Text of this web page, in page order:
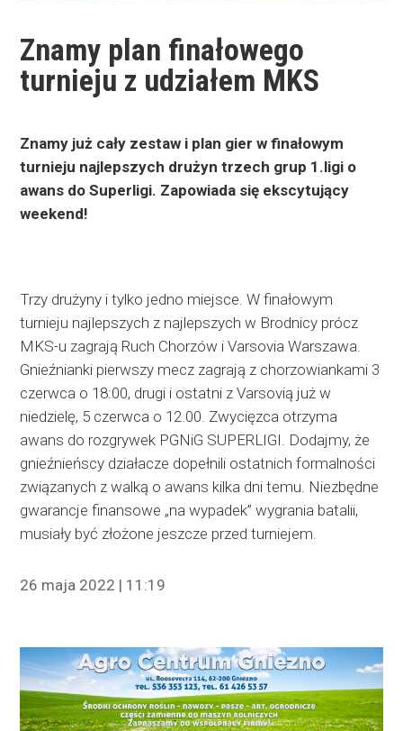
Znamy plan finałowego
turnieju z udziałem MKS
Znamy już cały zestaw i plan gier w finałowym
turnieju najlepszych drużyn trzech grup 1.ligi o
awans do Superligi. Zapowiada się ekscytujący
weekend!
Trzy drużyny i tylko jedno miejsce. W finałowym
turnieju najlepszych z najlepszych w Brodnicy prócz
MKS-u zagrają Ruch Chorzów i Varsovia Warszawa.
Gnieźnianki pierwszy mecz zagrają z chorzowiankami 3
czerwca o 18:00, drugi i ostatni z Varsovią już w
niedzielę, 5 czerwca o 12.00. Zwycięzca otrzyma
awans do rozgrywek PGNiG SUPERLIGI. Dodajmy, że
gnieźnieńscy działacze dopełnili ostatnich formalności
związanych z walką o awans kilka dni temu. Niezbędne
gwarancje finansowe „na wypadek” wygrania batalii,
musiały być złożone jeszcze przed turniejem.
26 maja 2022 | 11:19